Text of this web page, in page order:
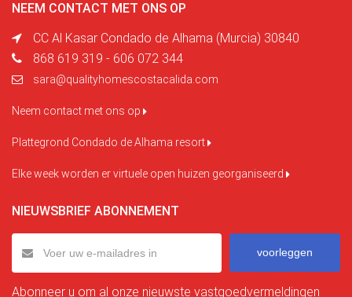
NEEM CONTACT MET ONS OP
CC Al Kasar Condado de Alhama (Murcia) 30840
868 619 319 - 606 072 344
sara@qualityhomescostacalida.com
Neem contact met ons op
Plattegrond Condado de Alhama resort
Elke week worden er virtuele open huizen georganiseerd
NIEUWSBRIEF ABONNEMENT
voorleggen
Abonneer u om al onze nieuwste vastgoedvermeldingen